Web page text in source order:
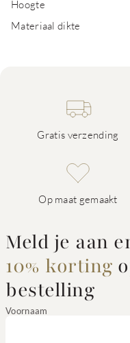
Hoogte
Materiaal dikte
Gratis verzending
Op maat gemaakt
Meld je aan
10% korting
bestelling
Voornaam